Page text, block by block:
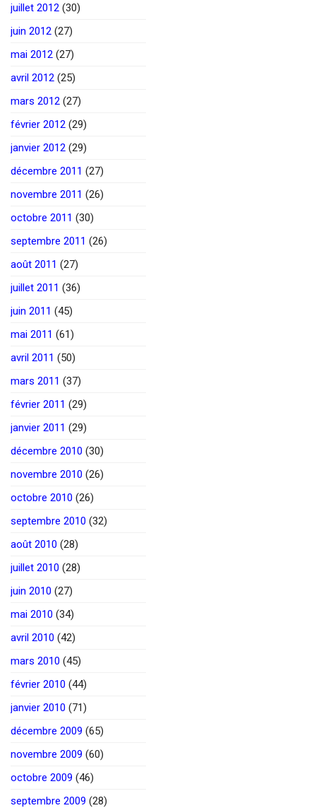
juillet 2012 (30)
juin 2012 (27)
mai 2012 (27)
avril 2012 (25)
mars 2012 (27)
février 2012 (29)
janvier 2012 (29)
décembre 2011 (27)
novembre 2011 (26)
octobre 2011 (30)
septembre 2011 (26)
août 2011 (27)
juillet 2011 (36)
juin 2011 (45)
mai 2011 (61)
avril 2011 (50)
mars 2011 (37)
février 2011 (29)
janvier 2011 (29)
décembre 2010 (30)
novembre 2010 (26)
octobre 2010 (26)
septembre 2010 (32)
août 2010 (28)
juillet 2010 (28)
juin 2010 (27)
mai 2010 (34)
avril 2010 (42)
mars 2010 (45)
février 2010 (44)
janvier 2010 (71)
décembre 2009 (65)
novembre 2009 (60)
octobre 2009 (46)
septembre 2009 (28)